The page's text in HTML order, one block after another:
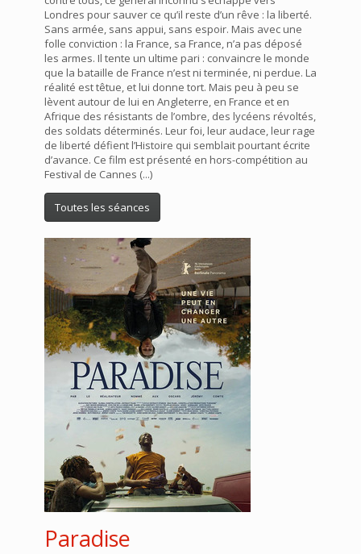
Londres pour sauver ce qu’il reste d’un rêve : la liberté.
Sans armée, sans appui, sans espoir. Mais avec une
folle conviction : la France, sa France, n’a pas déposé
les armes. Il tente un ultime pari : convaincre le monde
que la bataille de France n’est ni terminée, ni perdue. La
réalité est têtue, et lui donne tort. Mais peu à peu se
lèvent autour de lui en Angleterre, en France et en
Afrique des résistants de l’ombre, des lycéens révoltés,
des soldats déterminés. Leur foi, leur audace, leur rage
de liberté défient l’Histoire qui semblait pourtant écrite
d’avance. Ce film est présenté en hors-compétition au
Festival de Cannes (...)
Toutes les séances
Paradise